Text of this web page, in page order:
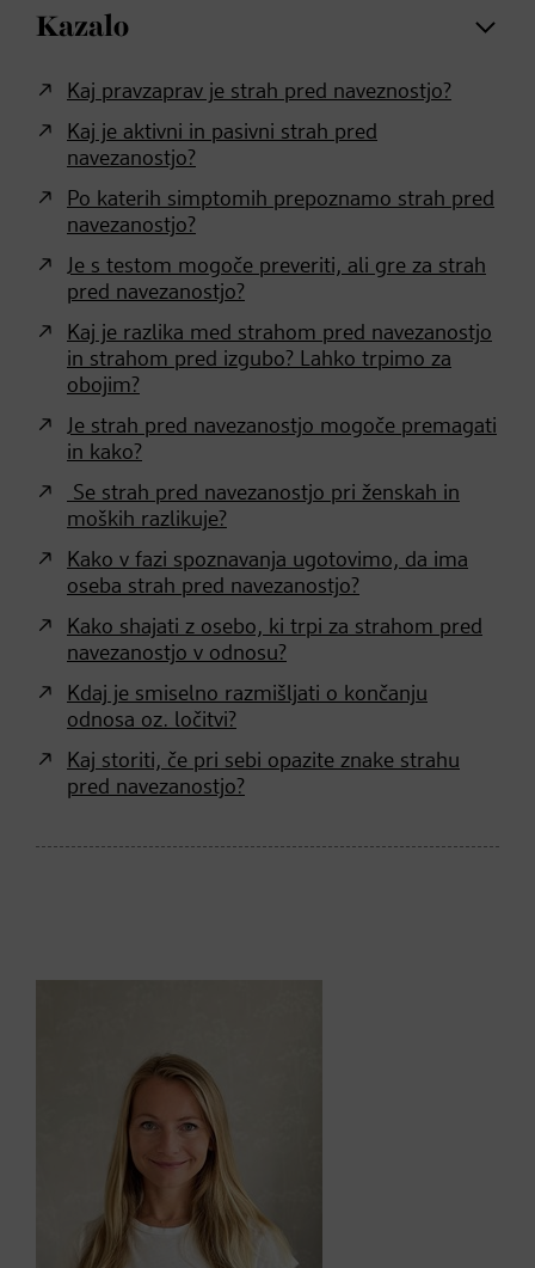
Kazalo
Kaj pravzaprav je strah pred naveznostjo?
Kaj je aktivni in pasivni strah pred
navezanostjo?
Po katerih simptomih prepoznamo strah pred
navezanostjo?
Je s testom mogoče preveriti, ali gre za strah
pred navezanostjo?
Kaj je razlika med strahom pred navezanostjo
in strahom pred izgubo? Lahko trpimo za
obojim?
Je strah pred navezanostjo mogoče premagati
in kako?
Se strah pred navezanostjo pri ženskah in
moških razlikuje?
Kako v fazi spoznavanja ugotovimo, da ima
oseba strah pred navezanostjo?
Kako shajati z osebo, ki trpi za strahom pred
navezanostjo v odnosu?
Kdaj je smiselno razmišljati o končanju
odnosa oz. ločitvi?
Kaj storiti, če pri sebi opazite znake strahu
pred navezanostjo?